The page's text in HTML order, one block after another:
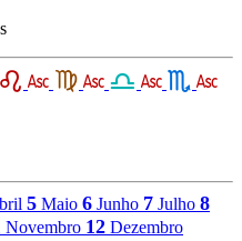
5 Maio 6 Junho 7 Julho 8
Novembro 12 Dezembro